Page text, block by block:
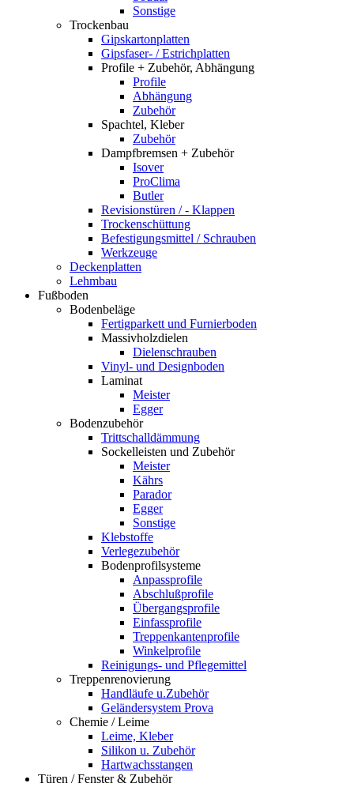
Sonstige
Trockenbau
Gipskartonplatten
Gipsfaser- / Estrichplatten
Profile + Zubehör, Abhängung
Profile
Abhängung
Zubehör
Spachtel, Kleber
Zubehör
Dampfbremsen + Zubehör
Isover
ProClima
Butler
Revisionstüren / - Klappen
Trockenschüttung
Befestigungsmittel / Schrauben
Werkzeuge
Deckenplatten
Lehmbau
Fußboden
Bodenbeläge
Fertigparkett und Furnierboden
Massivholzdielen
Dielenschrauben
Vinyl- und Designboden
Laminat
Meister
Egger
Bodenzubehör
Trittschalldämmung
Sockelleisten und Zubehör
Meister
Kährs
Parador
Egger
Sonstige
Klebstoffe
Verlegezubehör
Bodenprofilsysteme
Anpassprofile
Abschlußprofile
Übergangsprofile
Einfassprofile
Treppenkantenprofile
Winkelprofile
Reinigungs- und Pflegemittel
Treppenrenovierung
Handläufe u.Zubehör
Geländersystem Prova
Chemie / Leime
Leime, Kleber
Silikon u. Zubehör
Hartwachsstangen
Türen / Fenster & Zubehör